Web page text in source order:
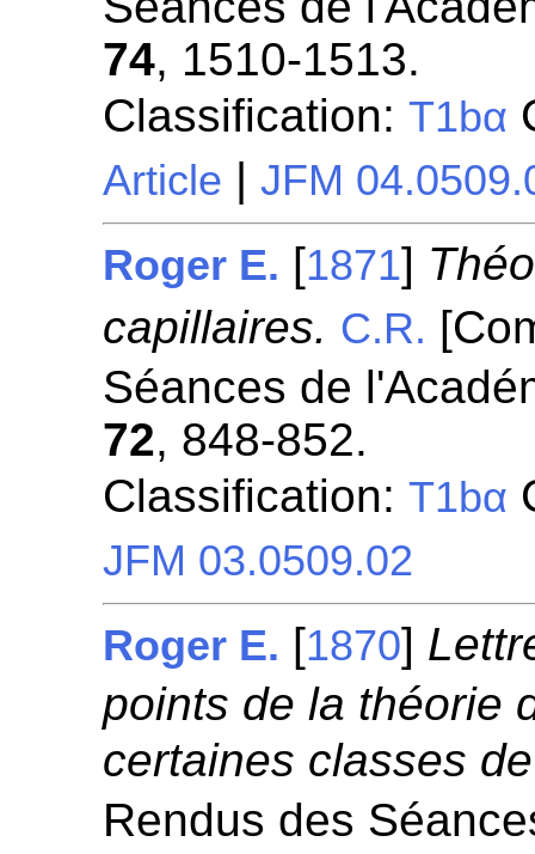
74, 1510-1513.
Classification:T1bα
Article |JFM
Roger E. [1871]
capillaires. C.R.
Séances de
72, 848-852.
Classification:T1bα
JFM 03.0509.02
Roger E. [1870]
points de la théorie
certaines classes
Rendus des